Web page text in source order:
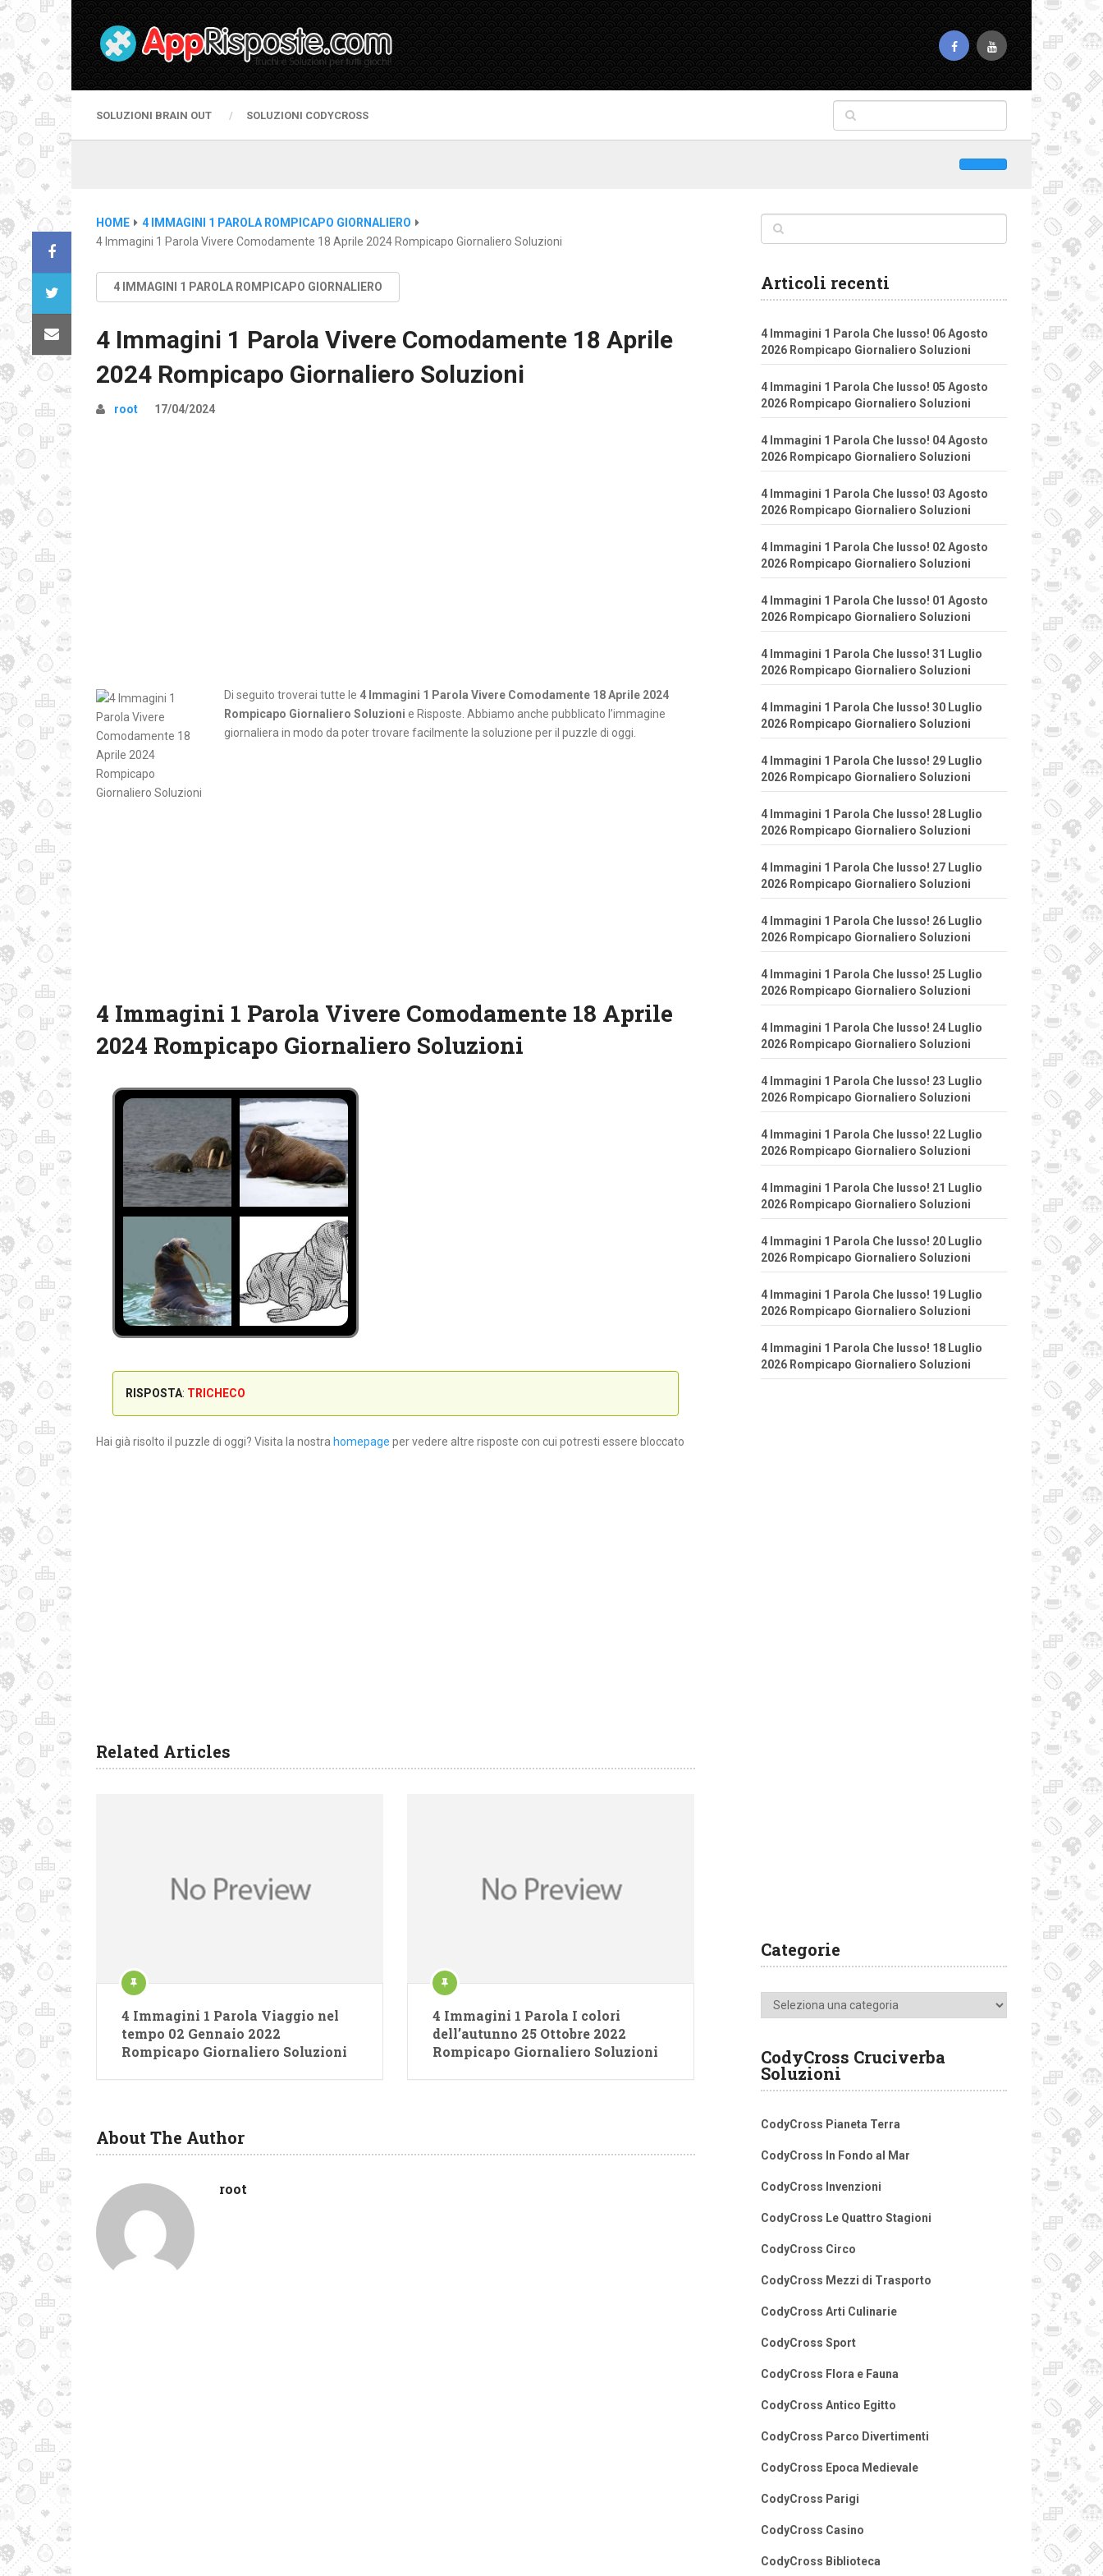
SOLUZIONI BRAIN OUT SOLUZIONI CODYCROSS
HOME
4 IMMAGINI 1 PAROLA ROMPICAPO GIORNALIERO
4 Immagini 1 Parola Vivere Comodamente 18 Aprile 2024 Rompicapo Giornaliero Soluzioni
4 IMMAGINI 1 PAROLA ROMPICAPO GIORNALIERO
4 Immagini 1 Parola Vivere Comodamente 18 Aprile
2024 Rompicapo Giornaliero Soluzioni
root 17/04/2024
Di seguito troverai tutte le 4 Immagini 1 Parola Vivere Comodamente 18 Aprile 2024
Rompicapo Giornaliero Soluzioni e Risposte. Abbiamo anche pubblicato l’immagine
giornaliera in modo da poter trovare facilmente la soluzione per il puzzle di oggi.
4 Immagini 1 Parola Vivere Comodamente 18 Aprile
2024 Rompicapo Giornaliero Soluzioni
RISPOSTA: TRICHECO
Hai già risolto il puzzle di oggi? Visita la nostra homepage per vedere altre risposte con cui potresti essere bloccato
Related Articles
4 Immagini 1 Parola Viaggio nel
tempo 02 Gennaio 2022
Rompicapo Giornaliero Soluzioni
4 Immagini 1 Parola I colori
dell’autunno 25 Ottobre 2022
Rompicapo Giornaliero Soluzioni
About The Author
root
Articoli recenti
4 Immagini 1 Parola Che lusso! 06 Agosto
2026 Rompicapo Giornaliero Soluzioni
4 Immagini 1 Parola Che lusso! 05 Agosto
2026 Rompicapo Giornaliero Soluzioni
4 Immagini 1 Parola Che lusso! 04 Agosto
2026 Rompicapo Giornaliero Soluzioni
4 Immagini 1 Parola Che lusso! 03 Agosto
2026 Rompicapo Giornaliero Soluzioni
4 Immagini 1 Parola Che lusso! 02 Agosto
2026 Rompicapo Giornaliero Soluzioni
4 Immagini 1 Parola Che lusso! 01 Agosto
2026 Rompicapo Giornaliero Soluzioni
4 Immagini 1 Parola Che lusso! 31 Luglio
2026 Rompicapo Giornaliero Soluzioni
4 Immagini 1 Parola Che lusso! 30 Luglio
2026 Rompicapo Giornaliero Soluzioni
4 Immagini 1 Parola Che lusso! 29 Luglio
2026 Rompicapo Giornaliero Soluzioni
4 Immagini 1 Parola Che lusso! 28 Luglio
2026 Rompicapo Giornaliero Soluzioni
4 Immagini 1 Parola Che lusso! 27 Luglio
2026 Rompicapo Giornaliero Soluzioni
4 Immagini 1 Parola Che lusso! 26 Luglio
2026 Rompicapo Giornaliero Soluzioni
4 Immagini 1 Parola Che lusso! 25 Luglio
2026 Rompicapo Giornaliero Soluzioni
4 Immagini 1 Parola Che lusso! 24 Luglio
2026 Rompicapo Giornaliero Soluzioni
4 Immagini 1 Parola Che lusso! 23 Luglio
2026 Rompicapo Giornaliero Soluzioni
4 Immagini 1 Parola Che lusso! 22 Luglio
2026 Rompicapo Giornaliero Soluzioni
4 Immagini 1 Parola Che lusso! 21 Luglio
2026 Rompicapo Giornaliero Soluzioni
4 Immagini 1 Parola Che lusso! 20 Luglio
2026 Rompicapo Giornaliero Soluzioni
4 Immagini 1 Parola Che lusso! 19 Luglio
2026 Rompicapo Giornaliero Soluzioni
4 Immagini 1 Parola Che lusso! 18 Luglio
2026 Rompicapo Giornaliero Soluzioni
Categorie
Categorie
CodyCross Cruciverba
Soluzioni
CodyCross Pianeta Terra
CodyCross In Fondo al Mar
CodyCross Invenzioni
CodyCross Le Quattro Stagioni
CodyCross Circo
CodyCross Mezzi di Trasporto
CodyCross Arti Culinarie
CodyCross Sport
CodyCross Flora e Fauna
CodyCross Antico Egitto
CodyCross Parco Divertimenti
CodyCross Epoca Medievale
CodyCross Parigi
CodyCross Casino
CodyCross Biblioteca